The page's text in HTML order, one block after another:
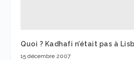
Quoi ? Kadhafi n’était pas à
15 décembre 2007